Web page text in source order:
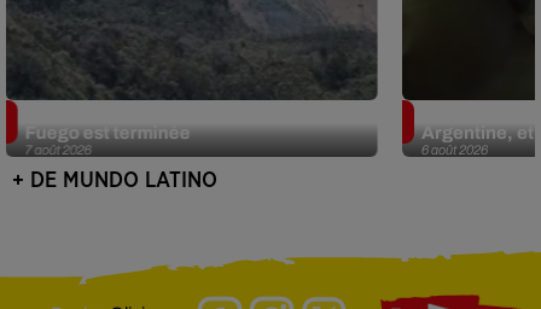
7 août 2026
Fuego est terminée
6 août 2026
Argentine, et
+ DE MUNDO LATINO